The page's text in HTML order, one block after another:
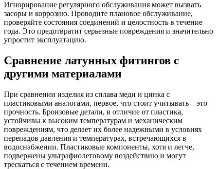
Игнорирование регулярного обслуживания может вызвать
засоры и коррозию. Проводите плановое обслуживание,
проверяйте состояния соединений и целостность в течение
года. Это предотвратит серьезные повреждения и значительно
упростит эксплуатацию.
Сравнение латунных фитингов с
другими материалами
При сравнении изделия из сплава меди и цинка с
пластиковыми аналогами, первое, что стоит учитывать – это
прочность. Бронзовые детали, в отличие от пластика,
устойчивы к высоким температурам и механическим
повреждениям, что делает их более надежными в условиях
перепадов давления и температурах, встречающихся в
водоснабжении. Пластиковые компоненты, хотя и легче,
подвержены ультрафиолетовому воздействию и могут
трескаться с течением времени.